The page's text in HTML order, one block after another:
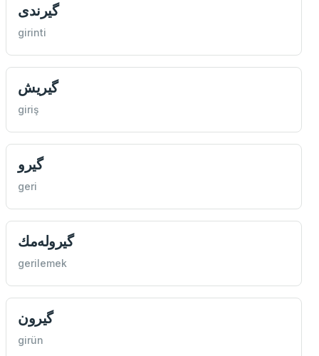
گیرندی
girinti
گیريش
giriş
گیرو
geri
گیروله‌مك
gerilemek
گیرون
girün